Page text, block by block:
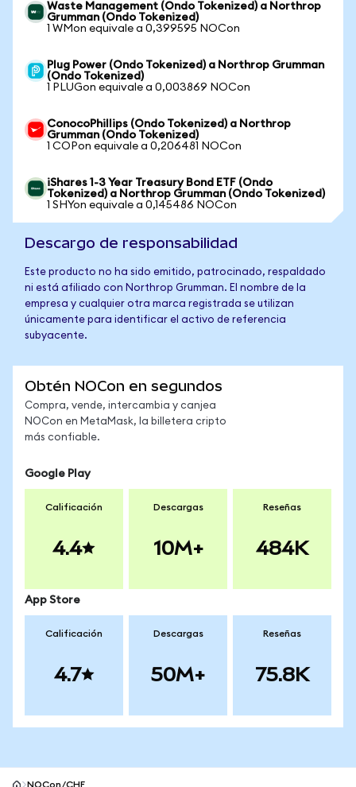
Waste Management (Ondo Tokenized) a Northrop
Grumman (Ondo Tokenized)
1 WMon equivale a 0,399595 NOCon
Plug Power (Ondo Tokenized) a Northrop Grumman
(Ondo Tokenized)
1 PLUGon equivale a 0,003869 NOCon
ConocoPhillips (Ondo Tokenized) a Northrop
Grumman (Ondo Tokenized)
1 COPon equivale a 0,206481 NOCon
iShares 1-3 Year Treasury Bond ETF (Ondo
Tokenized) a Northrop Grumman (Ondo Tokenized)
1 SHYon equivale a 0,145486 NOCon
Descargo de responsabilidad
Este producto no ha sido emitido, patrocinado, respaldado
ni está afiliado con Northrop Grumman. El nombre de la
empresa y cualquier otra marca registrada se utilizan
únicamente para identificar el activo de referencia
subyacente.
Obtén NOCon en segundos
Compra, vende, intercambia y canjea
NOCon en MetaMask, la billetera cripto
más confiable.
Google Play
Calificación
4.4
Descargas
10M+
Reseñas
484K
App Store
Calificación
4.7
Descargas
50M+
Reseñas
75.8K
NOCon/CHF